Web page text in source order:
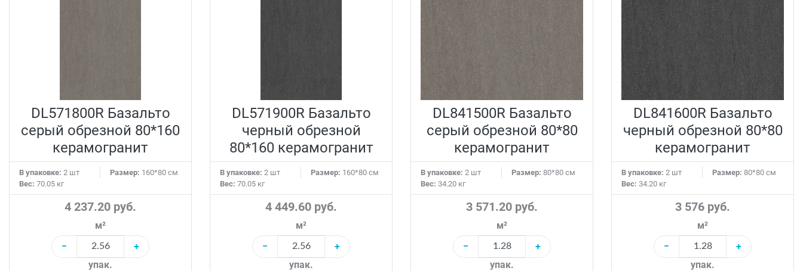
DL571800R Базальто
серый обрезной 80*160
керамогранит
В упаковке: 2 шт Размер: 160*80 см
Вес: 70.05 кг
4 237.20 руб.
м²
−
+
упак.
DL571900R Базальто
черный обрезной
80*160 керамогранит
В упаковке: 2 шт Размер: 160*80 см
Вес: 70.05 кг
4 449.60 руб.
м²
−
+
упак.
DL841500R Базальто
серый обрезной 80*80
керамогранит
В упаковке: 2 шт Размер: 80*80 см
Вес: 34.20 кг
3 571.20 руб.
м²
−
+
упак.
DL841600R Базальто
черный обрезной 80*80
керамогранит
В упаковке: 2 шт Размер: 80*80 см
Вес: 34.20 кг
3 576 руб.
м²
−
+
упак.